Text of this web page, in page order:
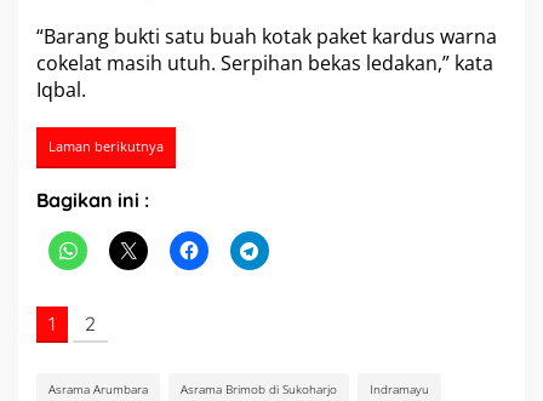
“Barang bukti satu buah kotak paket kardus warna
cokelat masih utuh. Serpihan bekas ledakan,” kata
Iqbal.
Laman berikutnya
Bagikan ini :
1 2
Asrama Arumbara Asrama Brimob di Sukoharjo Indramayu